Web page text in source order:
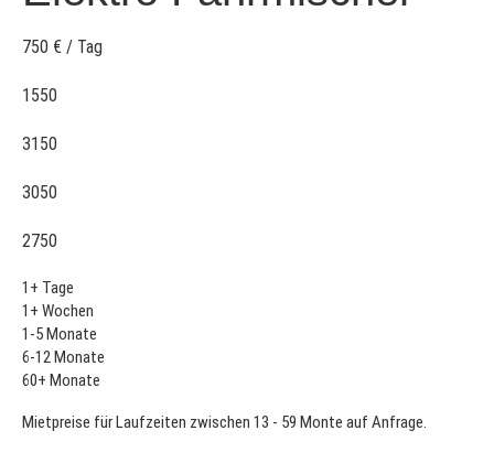
750 € / Tag
1550
3150
3050
2750
1+ Tage
1+ Wochen
1-5Monate
6-12Monate
60+ Monate
Mietpreise für Laufzeiten zwischen 13 - 59 Monte auf Anfrage.